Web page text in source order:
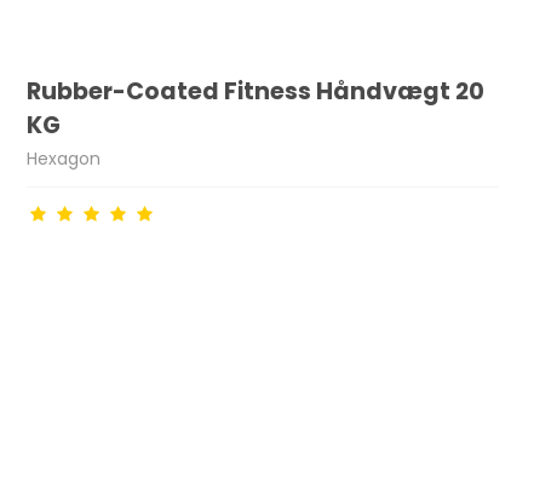
Rubber-Coated Fitness Håndvægt 20
KG
Hexagon